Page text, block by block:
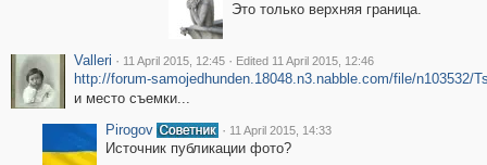
Это только верхняя граница.
Valleri · 11 April 2015, 12:45 · Edited 11 April 2015, 12:46
http://forum-samojedhunden.18048.n3.nabble.com/file/n103532/
и место съемки...
Pirogov
· 11 April 2015, 14:33
Источник публикации фото?